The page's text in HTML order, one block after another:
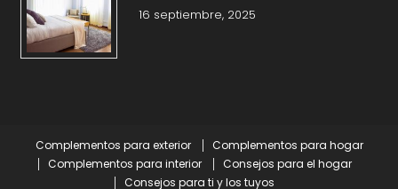
16 septiembre, 2025
Complementos para exterior
Complementos para hogar
Complementos para interior
Consejos para el hogar
Consejos para ti y los tuyos